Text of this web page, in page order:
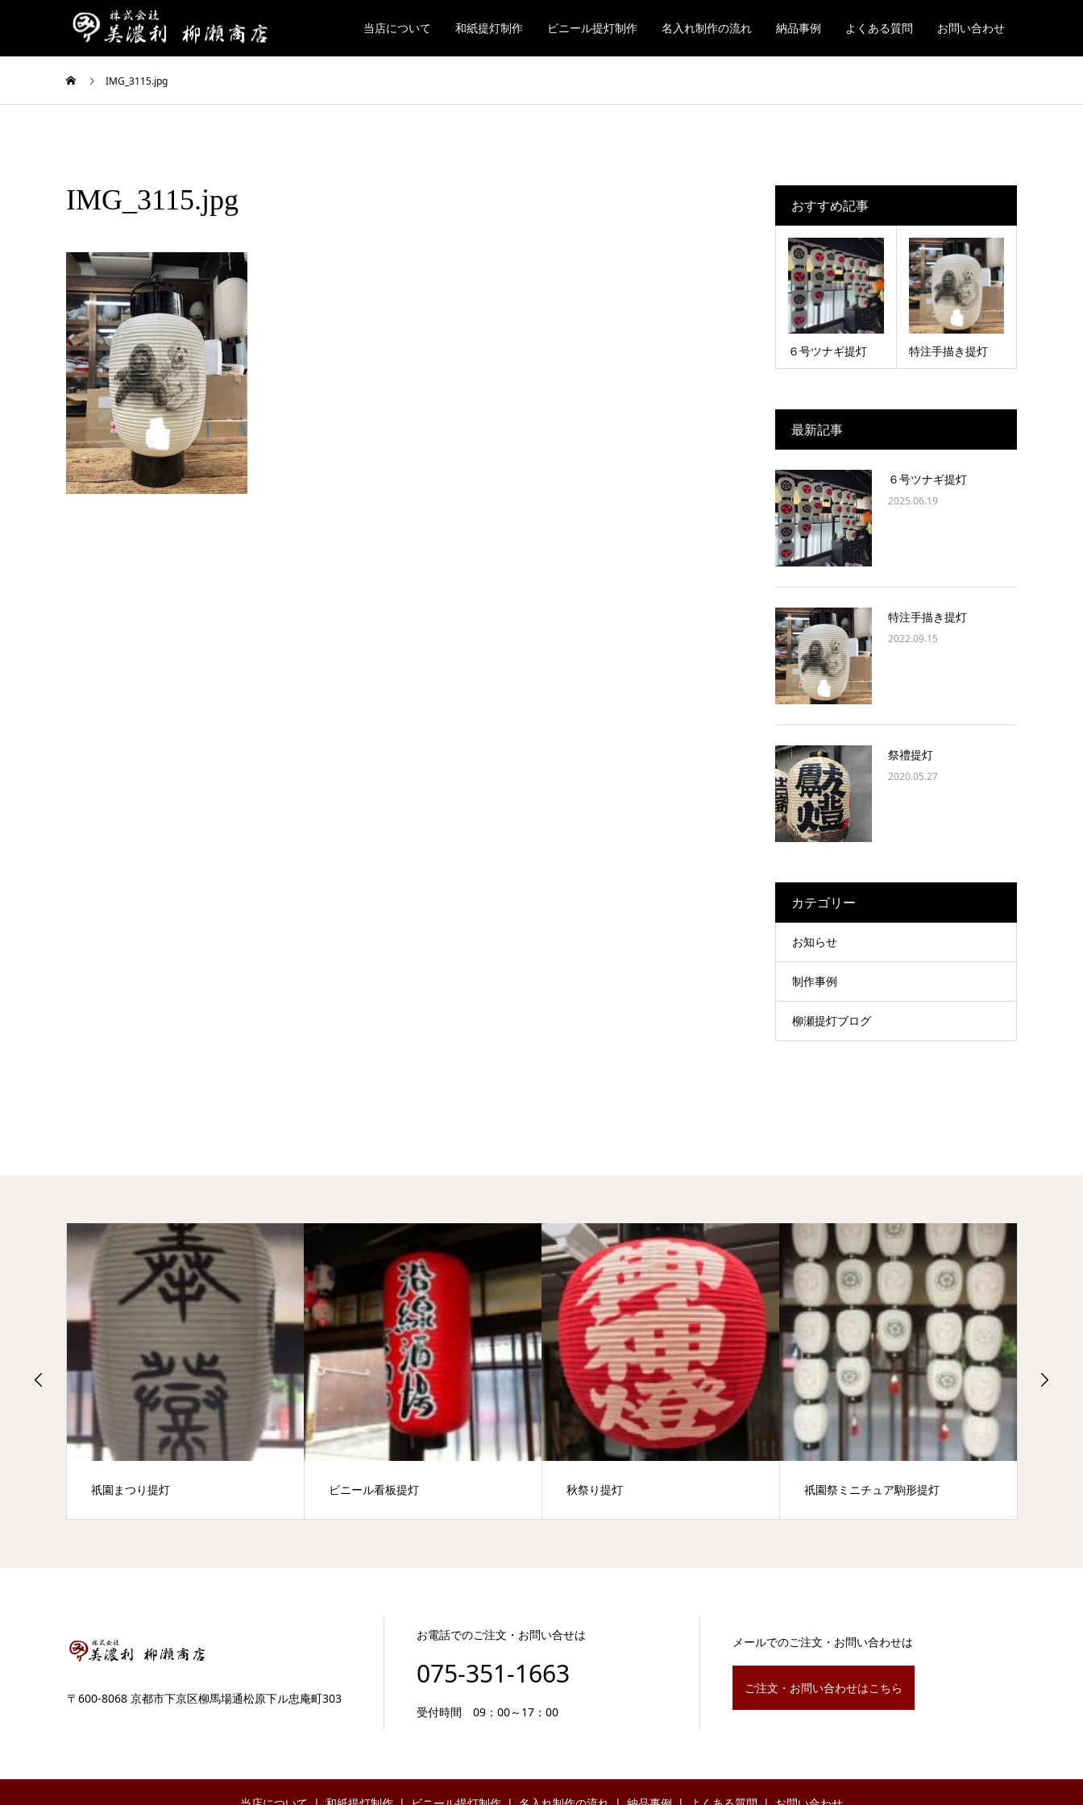
当店について 和紙提灯制作 ビニール提灯制作 名入れ制作の流れ 納品事例 よくある質問 お問い合わせ
IMG_3115.jpg
IMG_3115.jpg おすすめ記事
６号ツナギ提灯 特注手描き提灯
最新記事
６号ツナギ提灯
2025.06.19
特注手描き提灯
2022.09.15
祭禮提灯
2020.05.27
カテゴリー
お知らせ
制作事例
柳瀬提灯ブログ
祇園まつり提灯 ビニール看板提灯 秋祭り提灯 祇園祭ミニチュア駒形提灯
〒600-8068 京都市下京区柳馬場通松原下ル忠庵町303
お電話でのご注文・お問い合せは
075-351-1663
受付時間 09：00～17：00
メールでのご注文・お問い合わせは
ご注文・お問い合わせはこちら